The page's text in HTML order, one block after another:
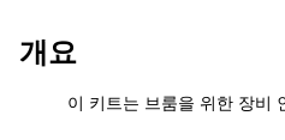
개요
이 키트는 브룸을 위한 장비